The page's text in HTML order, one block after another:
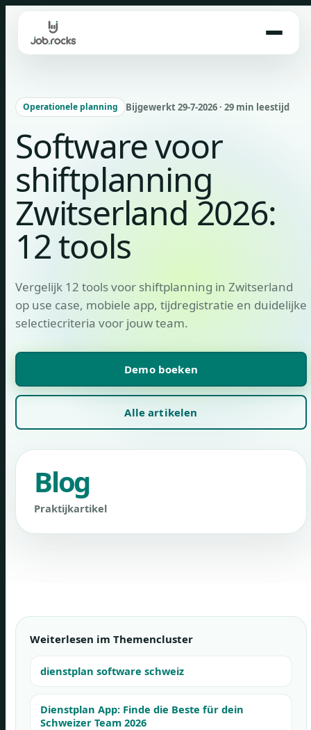
content
Operationele planning Bijgewerkt 29-7-2026 · 29 min leestijd
Software voor
shiftplanning
Zwitserland 2026:
12 tools
Vergelijk 12 tools voor shiftplanning in Zwitserland
op use case, mobiele app, tijdregistratie en duidelijke
selectiecriteria voor jouw team.
Demo boeken
Alle artikelen
Blog
Praktijkartikel
Weiterlesen im Themencluster
dienstplan software schweiz
Dienstplan App: Finde die Beste für dein
Schweizer Team 2026